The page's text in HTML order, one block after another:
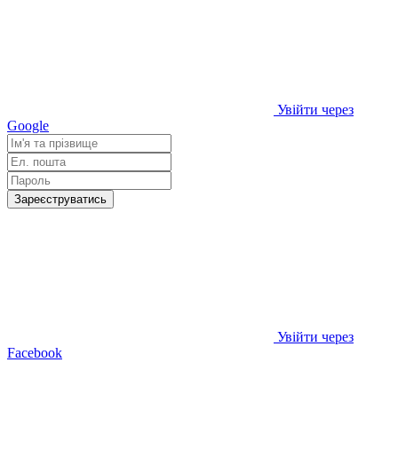
Увійти через
Google
Зареєструватись
Увійти через
Facebook